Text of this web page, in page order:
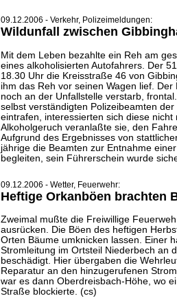
09.12.2006 - Verkehr, Polizeimeldungen:
Wildunfall zwischen
Mit dem Leben bezahlte ein Reh am
eines alkoholisierten Autofahrers. Der
18.30 Uhr die Kreisstraße 46 von
ihm das Reh vor seinen Wagen lief.
noch an der Unfallstelle verstarb,
selbst verständigten Polizeibeamten
eintrafen, interessierten sich diese nicht
Alkoholgeruch veranlaßte sie, den
Aufgrund des Ergebnisses von
jährige die Beamten zur Entnahme
begleiten, sein Führerschein wurde
09.12.2006 - Wetter, Feuerwehr:
Heftige Orkanböen brachten
Zweimal mußte die Freiwillige
ausrücken. Die Böen des heftigen
Orten Bäume umknicken lassen. Einer
Stromleitung im Ortsteil Niederbech an
beschädigt. Hier übergaben die
Reparatur an den hinzugerufenen
war es dann Oberdreisbach-Höhe, wo
Straße blockierte. (cs)